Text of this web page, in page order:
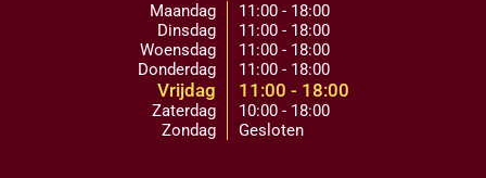
Maandag
Dinsdag
Woensdag
Donderdag
Vrijdag
Zaterdag
Zondag
11:00 - 18:00
11:00 - 18:00
11:00 - 18:00
11:00 - 18:00
11:00 - 18:00
10:00 - 18:00
Gesloten